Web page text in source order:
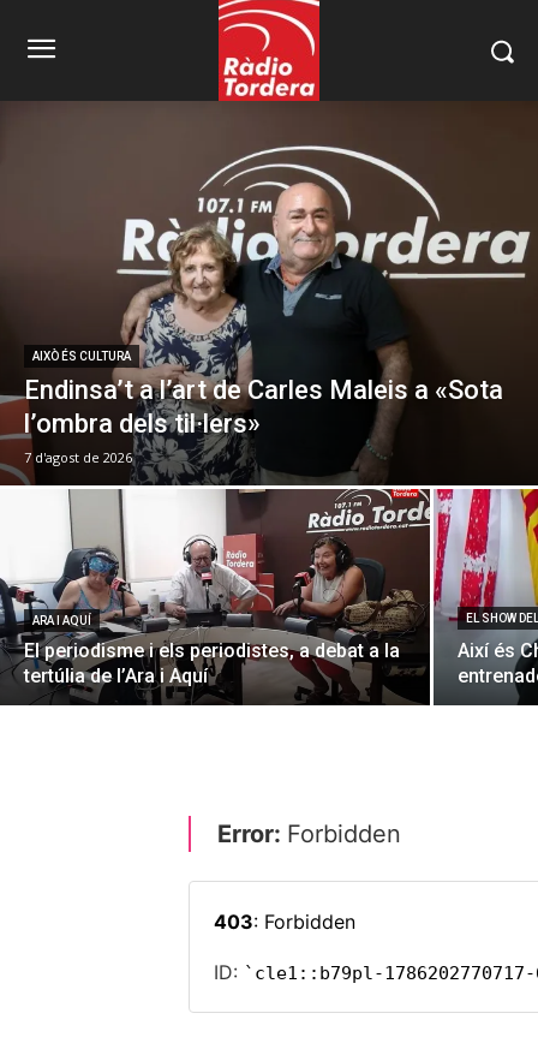
AIXÒ ÉS CULTURA
Endinsa’t a l’art de Carles Maleis a «Sota
l’ombra dels til·lers»
7 d'agost de 2026
ARA I AQUÍ
El periodisme i els periodistes, a debat a la
tertúlia de l’Ara i Aquí
EL SHOW
Així és